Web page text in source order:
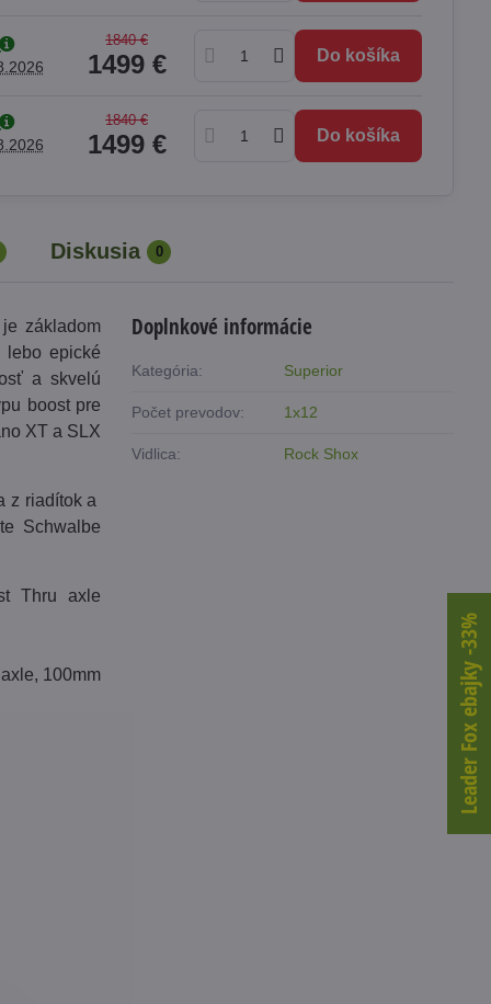
1840 €
1499 € Do košíka
1840 €
1499 € Do košíka
Diskusia 0
základom
epické
a skvelú
boost pre
XT a SLX
z riadítok a
Schwalbe
Thru axle
100mm
Doplnkové informácie
Kategória: Superior
Počet prevodov: 1x12
Vidlica: Rock Shox
Leader Fox ebajky -33%